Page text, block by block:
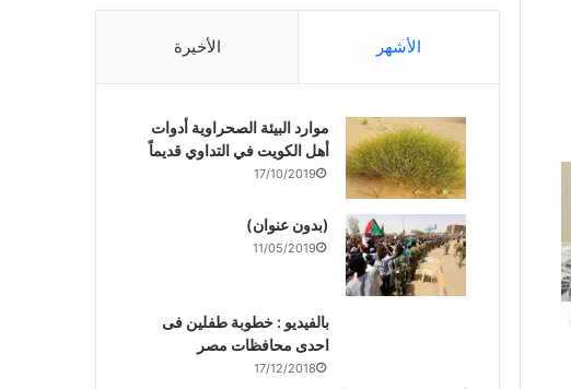
الأشهر الأخيرة
موارد البيئة الصحراوية أدوات
أهل الكويت في التداوي قديماً
17/10/2019
(بدون عنوان)
11/05/2019
بالفيديو : خطوبة طفلين فى
احدى محافظات مصر
17/12/2018